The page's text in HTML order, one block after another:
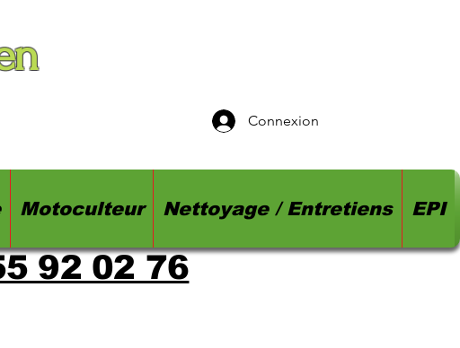
Connexion
Motoculteur Nettoyage / Entretiens EPI
92 02 76